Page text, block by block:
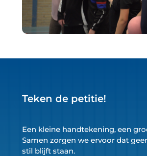
Teken de petitie!
Een kleine handtekening, een
Samen zorgen we ervoor dat
stil blijft staan.